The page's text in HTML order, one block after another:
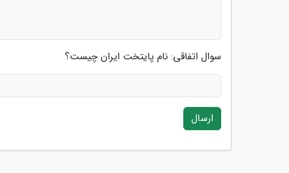
سوال اتفاقی: نام پایتخت ایران چیست؟
ارسال